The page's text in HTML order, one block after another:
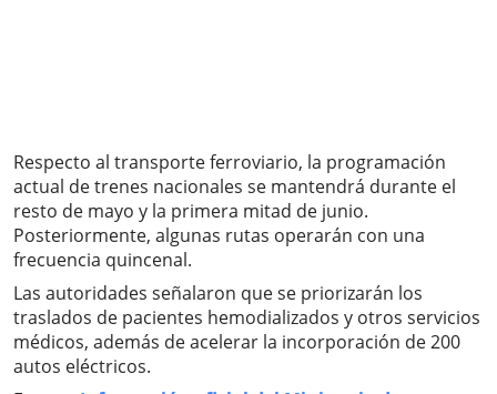
Respecto al transporte ferroviario, la programación
actual de trenes nacionales se mantendrá durante el
resto de mayo y la primera mitad de junio.
Posteriormente, algunas rutas operarán con una
frecuencia quincenal.
Las autoridades señalaron que se priorizarán los
traslados de pacientes hemodializados y otros servicios
médicos, además de acelerar la incorporación de 200
autos eléctricos.